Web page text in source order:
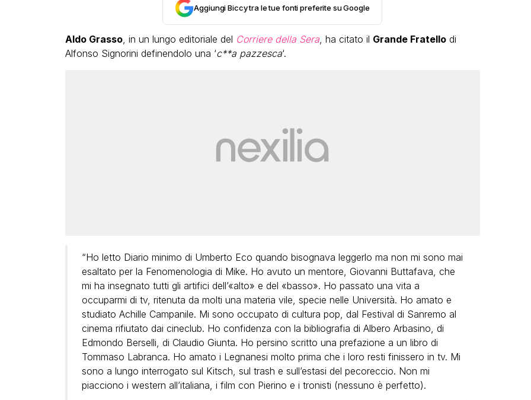
Aggiungi Biccy tra le tue fonti preferite su Google
Aldo Grasso, in un lungo editoriale del Corriere della Sera, ha citato il Grande Fratellodi
Alfonso Signorini definendolo una ‘c**a pazzesca‘.
“Ho letto Diario minimo di Umberto Eco quando bisognava leggerlo ma non mi sono mai
esaltato per la Fenomenologia di Mike. Ho avuto un mentore, Giovanni Buttafava, che
mi ha insegnato tutti gli artifici dell’«alto» e del «basso». Ho passato una vita a
occuparmi di tv, ritenuta da molti una materia vile, specie nelle Università. Ho amato e
studiato Achille Campanile. Mi sono occupato di cultura pop, dal Festival di Sanremo al
cinema rifiutato dai cineclub. Ho confidenza con la bibliografia di Albero Arbasino, di
Edmondo Berselli, di Claudio Giunta. Ho persino scritto una prefazione a un libro di
Tommaso Labranca. Ho amato i Legnanesi molto prima che i loro resti finissero in tv. Mi
sono a lungo interrogato sul Kitsch, sul trash e sull’estasi del pecoreccio. Non mi
piacciono i western all’italiana, i film con Pierino e i tronisti (nessuno è perfetto).